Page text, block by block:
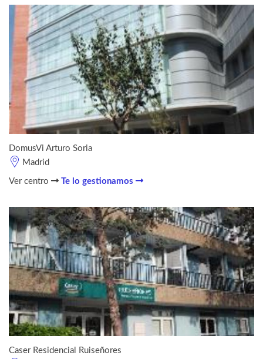
DomusVi Arturo Soria
Madrid
Ver centro Te lo gestionamos
Caser Residencial Ruiseñores